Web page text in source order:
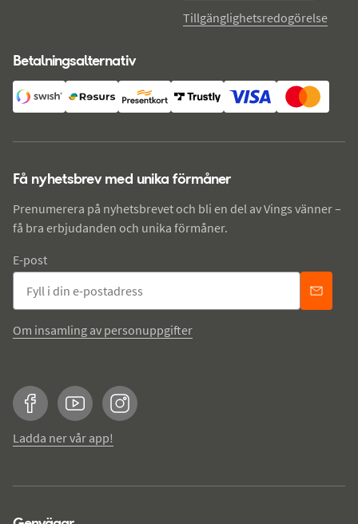
Tillgänglighetsredogörelse
Betalningsalternativ
Få nyhetsbrev med unika förmåner
Prenumerera på nyhetsbrevet och bli en del av Vings vänner –
få bra erbjudanden och unika förmåner.
E-post
Om insamling av personuppgifter
FacebookYouTubeInstagram
Ladda ner vår app!